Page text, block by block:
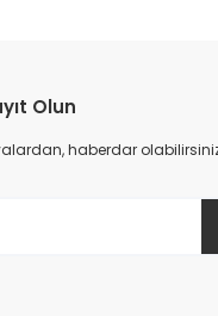
Olun
haberdar